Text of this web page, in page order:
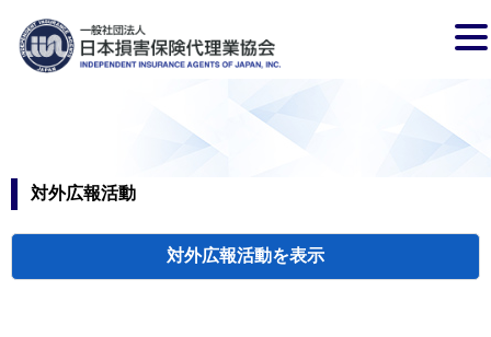
対外広報活動
対外広報活動